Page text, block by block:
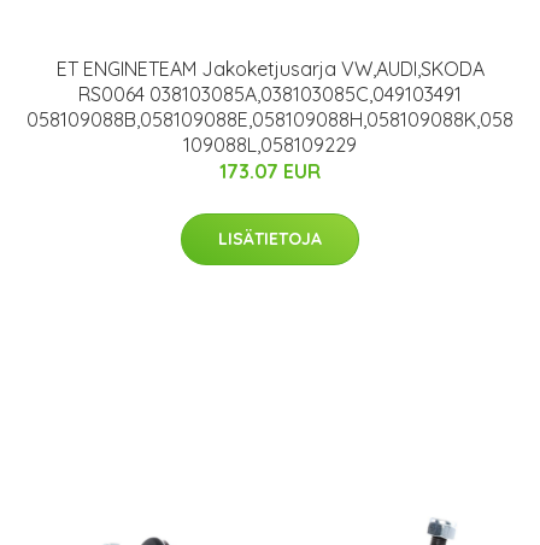
ET ENGINETEAM Jakoketjusarja VW,AUDI,SKODA
RS0064 038103085A,038103085C,049103491
058109088B,058109088E,058109088H,058109088K,058
109088L,058109229
173.07 EUR
LISÄTIETOJA